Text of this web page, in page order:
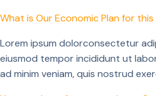
What is Our Economic Plan for this
Lorem ipsum dolorconsectetur
eiusmod tempor incididunt ut
ad minim veniam, quis nostrud